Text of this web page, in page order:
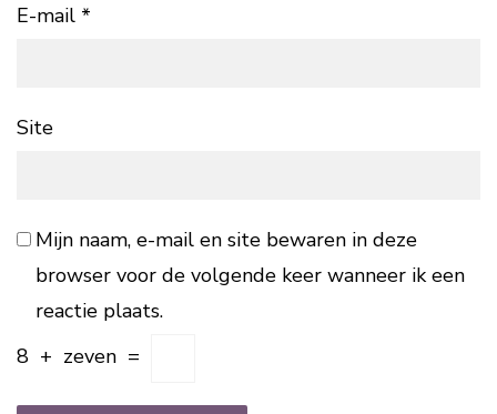
E-mail *
Site
Mijn naam, e-mail en site bewaren in deze
browser voor de volgende keer wanneer ik een
reactie plaats.
8 + zeven =